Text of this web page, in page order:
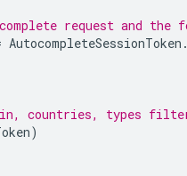
request and the
AutocompleteSessionToken .
countries, types
)